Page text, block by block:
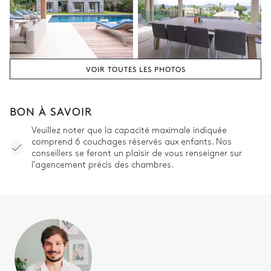
VOIR TOUTES LES PHOTOS
BON À SAVOIR
Veuillez noter que la capacité maximale indiquée
comprend 6 couchages réservés aux enfants. Nos
conseillers se feront un plaisir de vous renseigner sur
l’agencement précis des chambres.